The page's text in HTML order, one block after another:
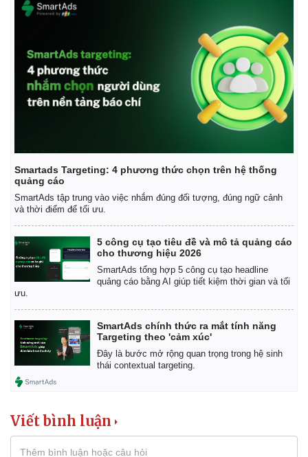
Kinh tế
Bất động sản
Khởi nghiệp
Thị trường
Giá vàng
Tiêu dùng
Tỷ giá
Chứng khoán
Smartads Targeting: 4 phương thức chọn trên hệ thống
quảng cáo
SmartAds tập trung vào việc nhắm đúng đối tượng, đúng ngữ cảnh
và thời điểm để tối ưu.
5 công cụ tạo tiêu đề và mô tả quảng cáo
cho thương hiệu 2026
SmartAds tổng hợp 5 công cụ tạo headline
quảng cáo bằng AI giúp tiết kiệm thời gian và tối
ưu.
SmartAds chính thức ra mắt tính năng
Targeting theo 'cảm xúc'
Đây là bước mở rộng quan trọng trong hệ sinh
thái contextual targeting.
Viết bình luận